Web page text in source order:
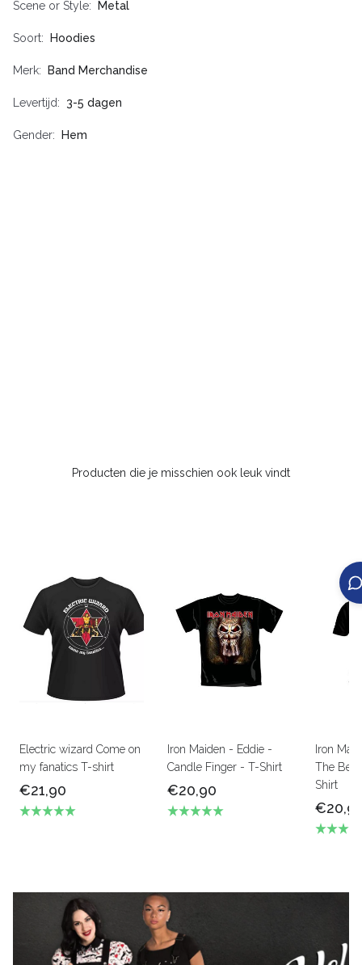
Scene or Style Metal
Soort Hoodies
Merk Band Merchandise
Levertijd 3-5 dagen
Gender Hem
Producten die je misschien ook leuk vindt
Electric wizard Come on
my fanatics T-shirt
€21,90
Iron Maiden - Eddie -
Candle Finger - T-Shirt
€20,90
Iron
The
Shirt